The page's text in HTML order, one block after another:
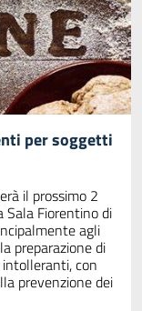
per soggetti
il prossimo 2
Sala Fiorentino di
agli
preparazione di
con
prevenzione dei